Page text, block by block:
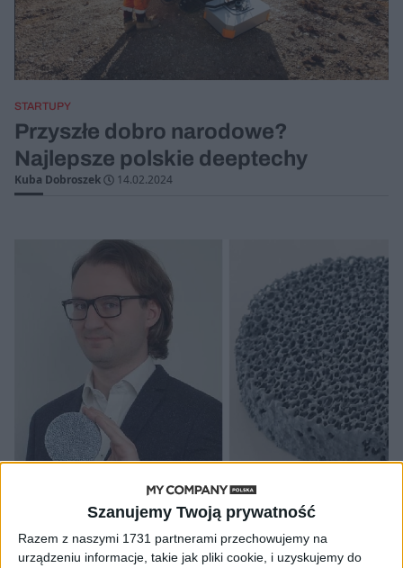
Szanujemy Twoją prywatność
Razem z naszymi 1731 partnerami przechowujemy na
urządzeniu informacje, takie jak pliki cookie, i uzyskujemy do
STARTUPY
Przyszłe dobro narodowe?
Najlepsze polskie deeptechy
Kuba Dobroszek 14.02.2024
Adam Kądziela: "Polska to chłonny
rynek. Wykorzystajmy tę szansę"